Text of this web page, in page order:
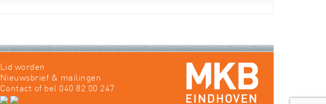
Lid worden
Nieuwsbrief & mailingen
Contact of bel 040 82 00 247